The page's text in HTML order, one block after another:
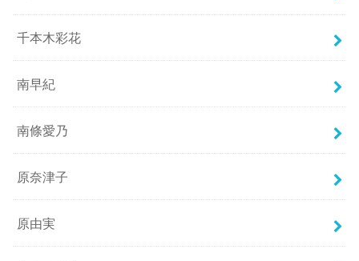
千本木彩花
南早紀
南條愛乃
原奈津子
原由実